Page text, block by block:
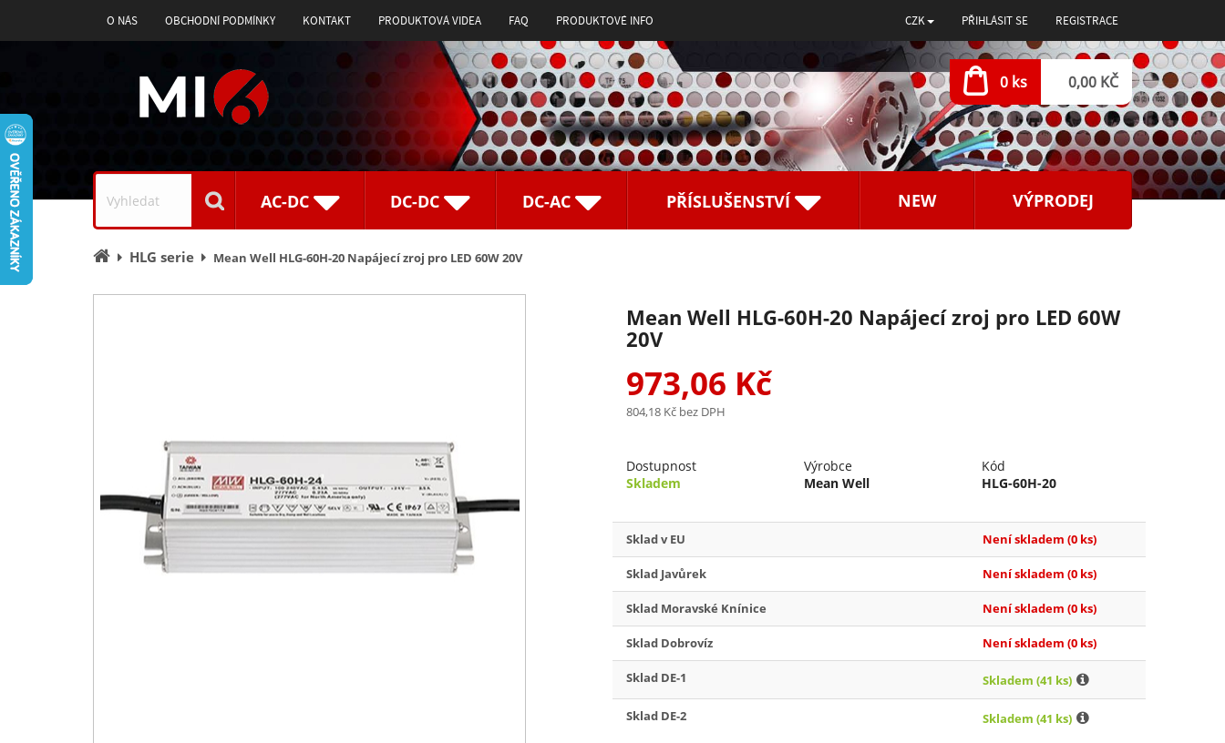
O NÁS OBCHODNÍ PODMÍNKY KONTAKT PRODUKTOVÁ VIDEA FAQ PRODUKTOVÉ INFO CZK PŘIHLÁSIT SE REGISTRACE
0 ks 0,00 KČ
Vyhledávání
AC-DC DC-DC DC-AC PŘÍSLUŠENSTVÍ NEW VÝPRODEJ
ÚvodníHLG serie Mean Well HLG-60H-20 Napájecí zroj pro LED 60W 20V
Mean Well HLG-60H-20 Napájecí zroj pro LED 60W
20V
973,06 Kč
804,18 Kč bez DPH
Dostupnost
Skladem
Výrobce
Mean Well
Kód
HLG-60H-20
Sklad v EU Není skladem (0 ks)
Sklad Javůrek Není skladem (0 ks)
Sklad Moravské Knínice Není skladem (0 ks)
Sklad Dobrovíz Není skladem (0 ks)
Sklad DE-1 Skladem (41 ks)
Sklad DE-2 Skladem (41 ks)